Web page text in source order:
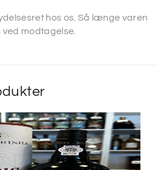
hos os. Så længe varen
modtagelse.